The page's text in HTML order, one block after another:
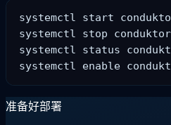
systemctl start
systemctl stop
systemctl status
准备好部署